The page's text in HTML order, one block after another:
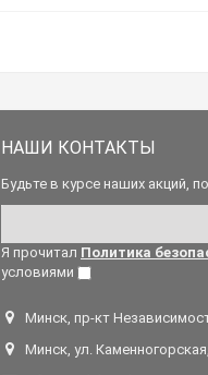
НАШИ КОНТАКТЫ
Будьте в курсе наших акций,
Я прочитал Политика
условиями
Минск, пр-кт
Минск, ул.